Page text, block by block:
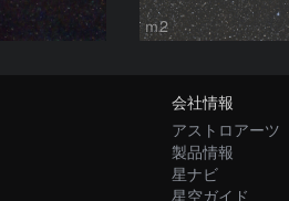
ｍ2
会社情報
アストロアーツ
製品情報
星ナビ
星空ガイド